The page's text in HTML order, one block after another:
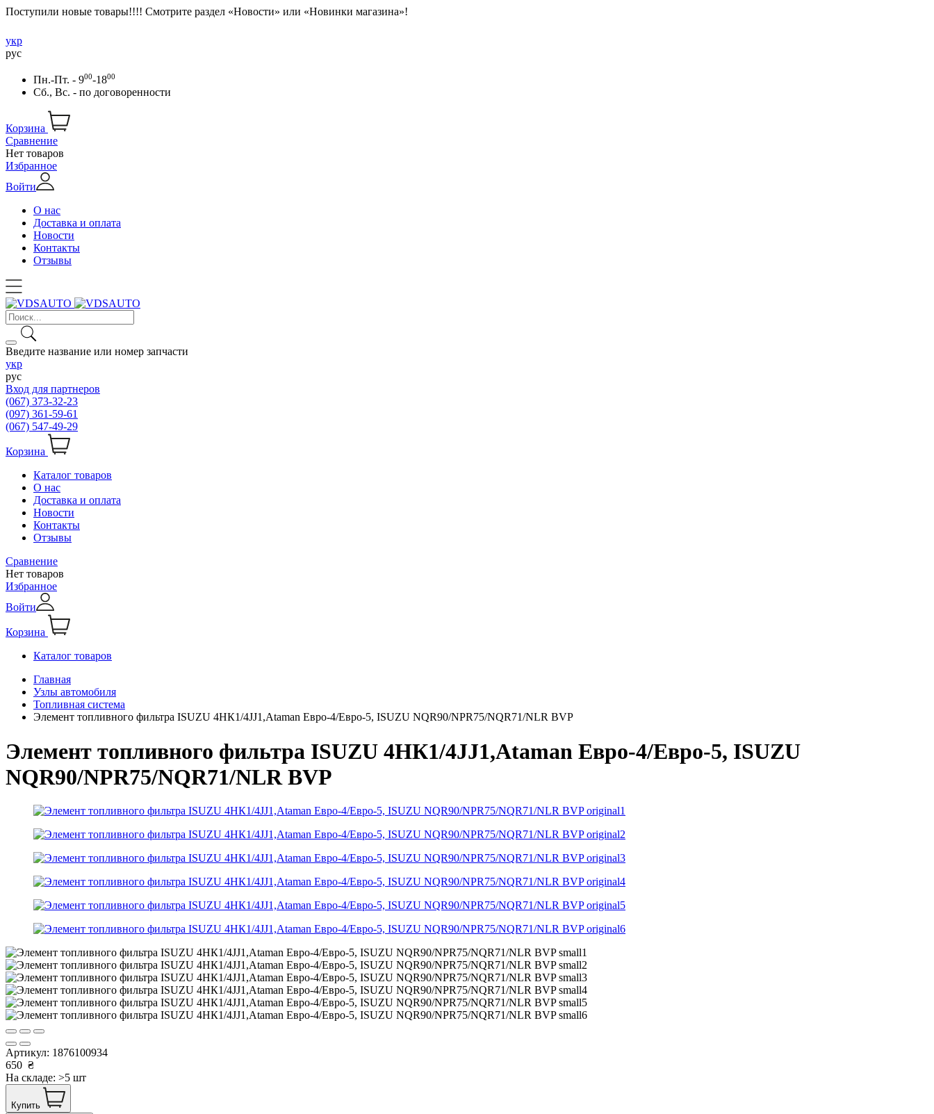
Поступили новые товары!!!! Смотрите раздел «Новости» или «Новинки магазина»!
укр
рус
Пн.-Пт. - 900-1800
Сб., Вс. - по договоренности
Корзина
Сравнение
Нет товаров
Избранное
Войти
О нас
Доставка и оплата
Новости
Контакты
Отзывы
Введите название или номер запчасти
укр
рус
Вход для партнеров
(067) 373-32-23
(097) 361-59-61
(067) 547-49-29
Корзина
Каталог товаров
О нас
Доставка и оплата
Новости
Контакты
Отзывы
Сравнение
Нет товаров
Избранное
Войти
Корзина
Каталог товаров
Главная
Узлы автомобиля
Топливная система
Элемент топливного фильтра ISUZU 4НК1/4JJ1,Ataman Евро-4/Евро-5, ISUZU NQR90/NPR75/NQR71/NLR BVP
Элемент топливного фильтра ISUZU 4НК1/4JJ1,Ataman Евро-4/Евро-5, ISUZU
NQR90/NPR75/NQR71/NLR BVP
Артикул: 1876100934
650 ₴
На складе: >5 шт
Купить